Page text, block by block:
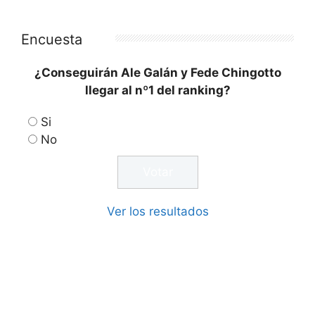
Encuesta
¿Conseguirán Ale Galán y Fede Chingotto
llegar al nº1 del ranking?
Si
No
Ver los resultados